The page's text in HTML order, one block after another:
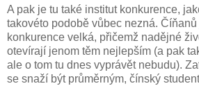
A pak je tu také institut konkurence,
takovéto podobě vůbec nezná.
konkurence velká, přičemž nadějné
otevírají jenom těm nejlepším (a pak
ale o tom tu dnes vyprávět nebudu).
se snaží být průměrným, čínský